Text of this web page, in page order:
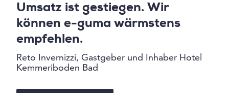
Umsatz ist gestiegen. Wir
können e-guma wärmstens
empfehlen.
Reto Invernizzi, Gastgeber und Inhaber Hotel
Kemmeriboden Bad